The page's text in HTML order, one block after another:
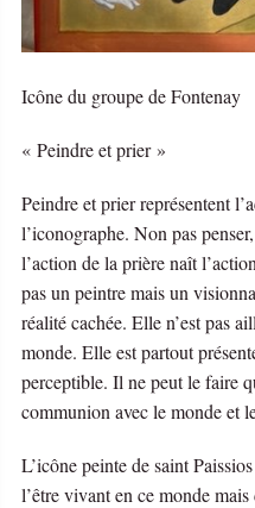
Icône du groupe de Fontenay
« Peindre et prier »
Peindre et prier représentent
l’iconographe. Non pas
l’action de la prière naît
pas un peintre mais un
réalité cachée. Elle n’est pas
monde. Elle est partout
perceptible. Il ne peut le faire
communion avec le monde et
L’icône peinte de saint
l’être vivant en ce monde